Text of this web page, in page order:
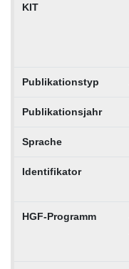
KIT
Publikationstyp
Publikationsjahr
Sprache
Identifikator
HGF-Programm